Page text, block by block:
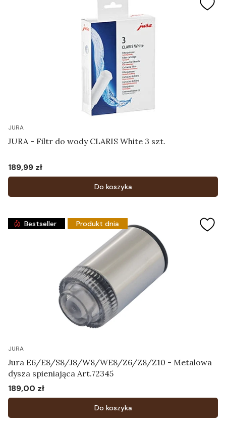
JURA
JURA - Filtr do wody CLARIS White 3 szt.
Cena
189,99 zł
Do koszyka
Bestseller Produkt dnia
JURA
Jura E6/E8/S8/J8/W8/WE8/Z6/Z8/Z10 - Metalowa
dysza spieniająca Art.72345
Cena
189,00 zł
Do koszyka